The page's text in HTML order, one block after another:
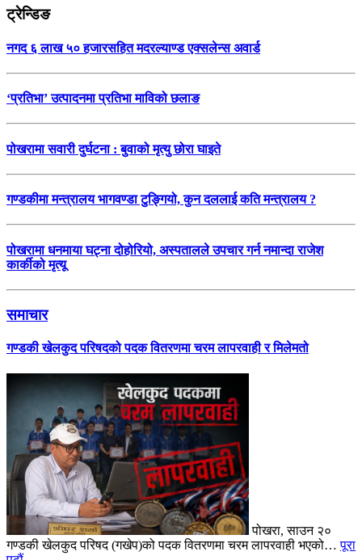
ट्रेन्डिङ
नगद ६ लाख ५० हजारसहित मदरल्याण्ड एक्सलेन्स अवार्ड
‘प्रतिभा’ उत्पादनमा प्रतिभा माविको छलाङ
पोखरामा सवारी दुर्घटना : बुवाको मृत्यु छोरा घाइते
गण्डकीमा मन्त्रालय भागवण्डा टुङ्गियो, कुन दललाई कति मन्त्रालय ?
पोखरामा धनमाया घट्ना दोहोरियो, अस्पतालले उपचार गर्न नमान्दा राजेश
कार्कीको मृत्यू
समाचार
गण्डकी खेलकुद परिषदको पदक वितरणमा चरम लापरवाही र मिलेमतो
पोखरा, साउन २०
गण्डकी खेलकुद परिषद (गखेप)को पदक वितरणमा चरम लापरवाही भएको…पूरा